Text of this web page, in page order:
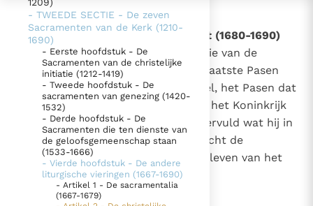
Documenten
Bijbel
Thema’s
Berichten
Denzinger
Over RK Documenten
Meedoen
Doneren
Gebruiksvoorwaarden
Nieuwste Documenten
5. Het gebed van de Kerk
In Christus wordt onze honger vervuld
Leer de kostbare parel van Gods koninkrijk te
1209)
- TWEEDE SECTIE - De zeven
Sacramenten van de Kerk (1210-
1690)
- Eerste hoofdstuk - De
Sacramenten van de christelijke
initiatie (1212-1419)
- Tweede hoofdstuk - De
sacramenten van genezing (1420-
1532)
- Derde hoofdstuk - De
Sacramenten die ten dienste van
de geloofsgemeenschap staan
(1533-1666)
- Vierde hoofdstuk - De andere
liturgische vieringen (1667-1690)
- Artikel 1 - De sacramentalia
(1667-1679)
- Artikel 2 - De christelijke uitvaart (1680-1690)
Alle Sacramenten, maar vooral die van de
christelijke initiatie, hadden het laatste Pasen
van het kind van God als einddoel, het Pasen dat
hem door de dood het leven van het Koninkrijk
doet binnentreden. Dan wordt vervuld wat hij in
geloof en hoop beleed: "Ik verwacht de
opstanding van de doden en het leven van het
komend rijk". 1